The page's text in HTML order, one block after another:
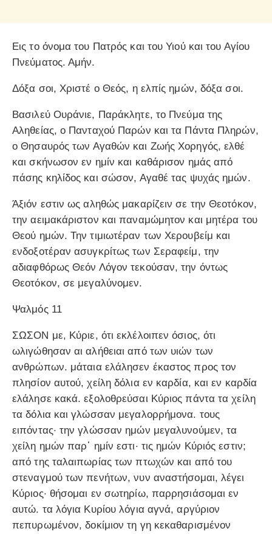
Εις το όνομα του Πατρός και του Υιού και του Αγίου
Πνεύματος. Αμήν.
Δόξα σοι, Χριστέ ο Θεός, η ελπίς ημών, δόξα σοι.
Βασιλεύ Ουράνιε, Παράκλητε, το Πνεύμα της
Αληθείας, ο Πανταχού Παρών και τα Πάντα Πληρών,
ο Θησαυρός των Αγαθών και Ζωής Χορηγός, ελθέ
και σκήνωσον εν ημίν και καθάρισον ημάς από
πάσης κηλίδος και σώσον, Αγαθέ τας ψυχάς ημών.
Άξιόν εστιν ως αληθώς μακαρίζειν σε την Θεοτόκον,
την αειμακάριστον και παναμώμητον και μητέρα του
Θεού ημών. Την τιμιωτέραν των Χερουβείμ και
ενδοξοτέραν ασυγκρίτως των Σεραφείμ, την
αδιαφθόρως Θεόν Λόγον τεκούσαν, την όντως
Θεοτόκον, σε μεγαλύνομεν.
Ψαλμός 11
ΣΩΣΟΝ με, Κύριε, ότι εκλέλοιπεν όσιος, ότι
ωλιγώθησαν αι αλήθειαι από των υιών των
ανθρώπων. μάταια ελάλησεν έκαστος προς τον
πλησίον αυτού, χείλη δόλια εν καρδία, και εν καρδία
ελάλησε κακά. εξολοθρεύσαι Κύριος πάντα τα χείλη
τα δόλια και γλώσσαν μεγαλορρήμονα. τους
ειπόντας· την γλώσσαν ημών μεγαλυνούμεν, τα
χείλη ημών παρ᾿ ημίν εστι· τις ημών Κύριός εστιν;
από της ταλαιπωρίας των πτωχών και από του
στεναγμού των πενήτων, νυν αναστήσομαι, λέγει
Κύριος· θήσομαι εν σωτηρίω, παρρησιάσομαι εν
αυτώ. τα λόγια Κυρίου λόγια αγνά, αργύριον
πεπυρωμένον, δοκίμιον τη γη κεκαθαρισμένον